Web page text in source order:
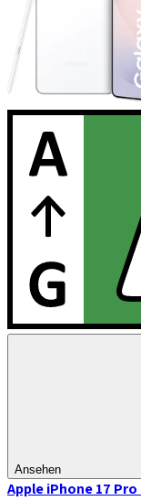
Ansehen
Apple iPhone 17 Pro